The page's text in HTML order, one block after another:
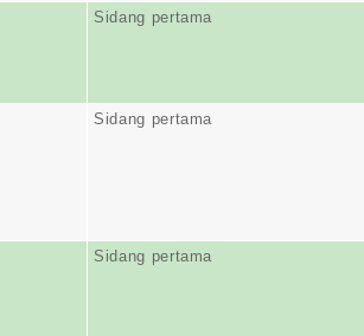
Sidang pertama
Sidang pertama
Sidang pertama